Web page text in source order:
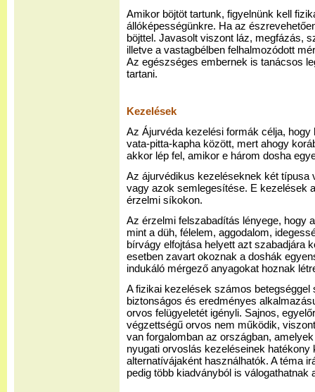
Amikor böjtöt tartunk, figyelnünk kell
állóképességünkre. Ha az
böjttel. Javasolt viszont láz, megfázás,
illetve a vastagbélben felhalmozódott
Az egészséges embernek is tanácsos
tartani.
Kezelések
Az Ájurvéda kezelési formák célja,
vata-pitta-kapha között, mert ahogy
akkor lép fel, amikor e három dosha
Az ájurvédikus kezeléseknek két típusa
vagy azok semlegesítése. E kezelések
érzelmi síkokon.
Az érzelmi felszabadítás lényege, hogy
mint a düh, félelem, aggodalom,
bírvágy elfojtása helyett azt szabadjára
esetben zavart okoznak a doshák
indukáló mérgező anyagokat hoznak
A fizikai kezelések számos
biztonságos és eredményes
orvos felügyeletét igényli. Sajnos,
végzettségű orvos nem működik,
van forgalomban az országban,
nyugati orvoslás kezeléseinek
alternatívájaként használhatók. A téma
pedig több kiadványból is válogathatnak